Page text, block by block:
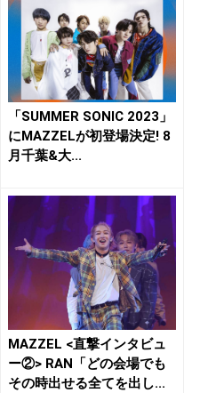
「SUMMER SONIC 2023」
にMAZZELが初登場決定! 8
月千葉&大...
MAZZEL <直撃インタビュ
ー②> RAN「どの会場でも
その時出せる全てを出し...